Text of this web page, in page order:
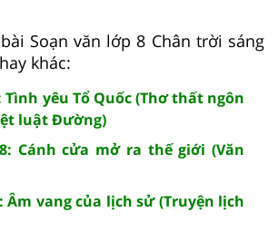
Soạn văn lớp 8 Chân trời sáng
khác:
Tình yêu Tổ Quốc (Thơ thất ngôn
luật Đường)
Cánh cửa mở ra thế giới (Văn
Âm vang của lịch sử (Truyện lịch